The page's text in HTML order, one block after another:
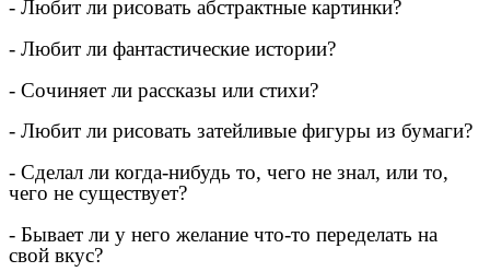
- Любит ли рисовать абстрактные картинки?
- Любит ли фантастические истории?
- Сочиняет ли рассказы или стихи?
- Любит ли рисовать затейливые фигуры из бумаги?
- Сделал ли когда-нибудь то, чего не знал, или то,
чего не существует?
- Бывает ли у него желание что-то переделать на
свой вкус?